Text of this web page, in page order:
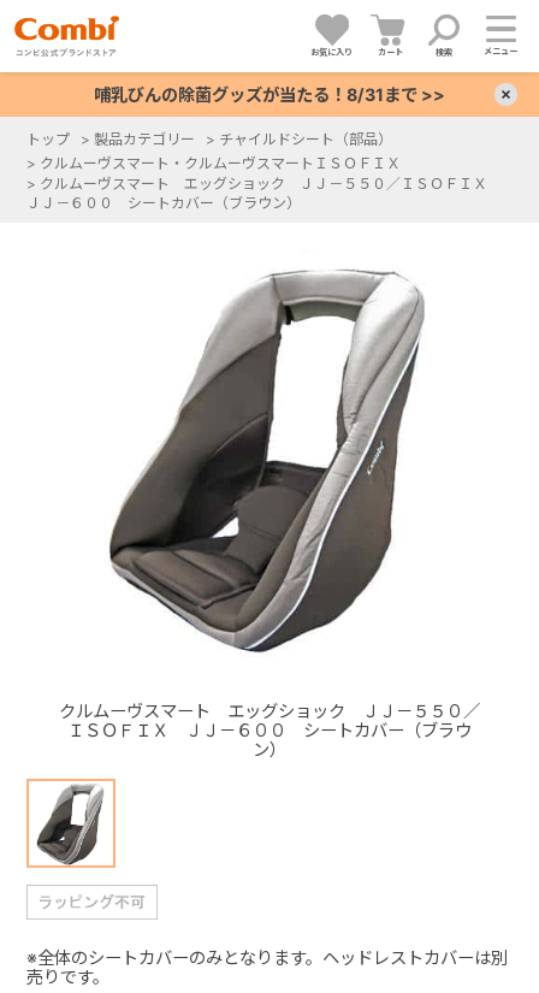
お気に入り カート 検索 メニュー
哺乳びんの除菌グッズが当たる！8/31まで >>
トップ > 製品カテゴリー > チャイルドシート（部品）
> クルムーヴスマート・クルムーヴスマートＩＳＯＦＩＸ
> クルムーヴスマート エッグショック ＪＪ－５５０／ＩＳＯＦＩＸ
ＪＪ－６００ シートカバー（ブラウン）
クルムーヴスマート エッグショック ＪＪ－５５０／
ＩＳＯＦＩＸ ＪＪ－６００ シートカバー（ブラウ
ン）
※全体のシートカバーのみとなります。ヘッドレストカバーは別
売りです。